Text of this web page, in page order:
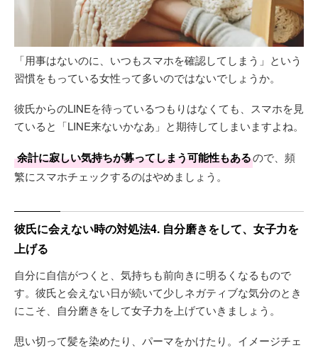
「用事はないのに、いつもスマホを確認してしまう」という
習慣をもっている女性って多いのではないでしょうか。
彼氏からのLINEを待っているつもりはなくても、スマホを見
ていると「LINE来ないかなあ」と期待してしまいますよね。
余計に寂しい気持ちが募ってしまう可能性もあるので、頻
繁にスマホチェックするのはやめましょう。
彼氏に会えない時の対処法4. 自分磨きをして、女子力を
上げる
自分に自信がつくと、気持ちも前向きに明るくなるもので
す。彼氏と会えない日が続いて少しネガティブな気分のとき
にこそ、自分磨きをして女子力を上げていきましょう。
思い切って髪を染めたり、パーマをかけたり。イメージチェ